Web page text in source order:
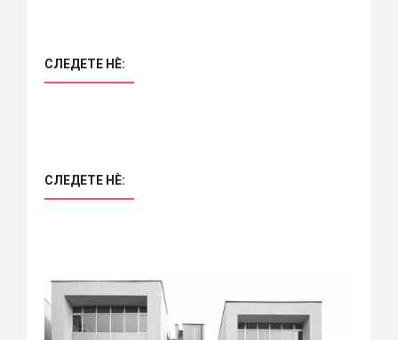
СЛЕДЕТЕ НÈ:
СЛЕДЕТЕ НÈ: